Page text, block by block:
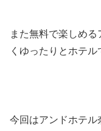
また無料で楽しめ
くゆったりとホテル
今回はアンドホテル